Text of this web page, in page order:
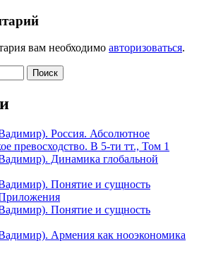
вам необходимо авторизоваться.
Россия. Абсолютное
превосходство. В 5-ти тт., Том 1
Динамика глобальной
Понятие и сущность
Понятие и сущность
Армения как нооэкономика